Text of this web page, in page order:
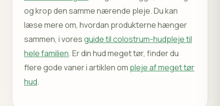
og krop den samme nærende pleje. Du kan
læse mere om, hvordan produkterne hænger
sammen, i voresguide til colostrum-hudpleje til
hele familien. Er din hud meget tør, finder du
flere gode vaner i artiklen om pleje af meget tør
hud.